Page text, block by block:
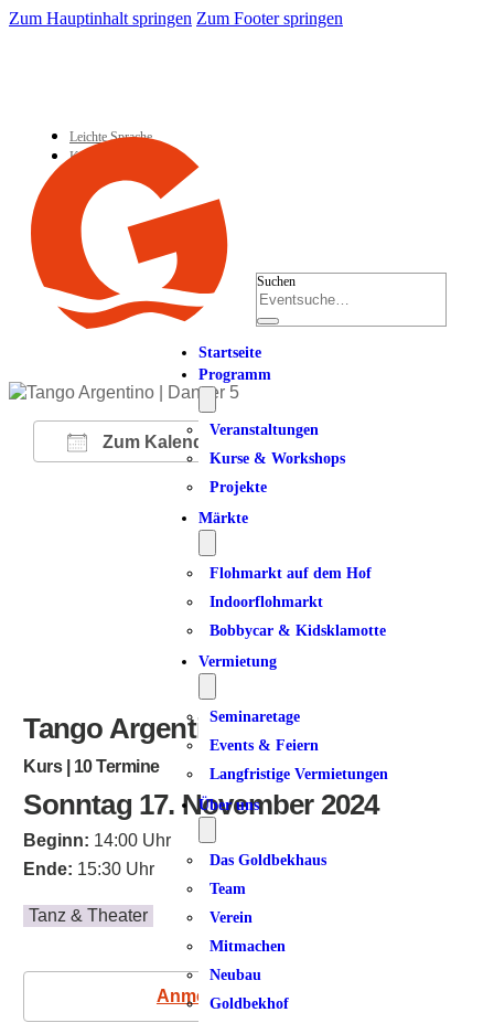
Zum Hauptinhalt springen Zum Footer springen
Leichte Sprache
Kontakt
Suchen
Startseite
Programm
Veranstaltungen
Kurse & Workshops
Projekte
Märkte
Flohmarkt auf dem Hof
Indoorflohmarkt
Bobbycar & Kidsklamotte
Vermietung
Seminaretage
Events & Feiern
Langfristige Vermietungen
Über uns
Das Goldbekhaus
Team
Verein
Mitmachen
Neubau
Goldbekhof
Zum Kalender hinzufügen
ICS herunterladen
Google Kalender
iCalendarOffice 365
Tango Argentino | Dancer 5
Kurs | 10 Termine
Sonntag 17. November 2024
Beginn: 14:00 Uhr
Ende: 15:30 Uhr
Tanz & Theater
Anmeldung